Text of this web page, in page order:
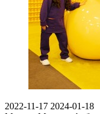
2022-11-17 2024-01-18